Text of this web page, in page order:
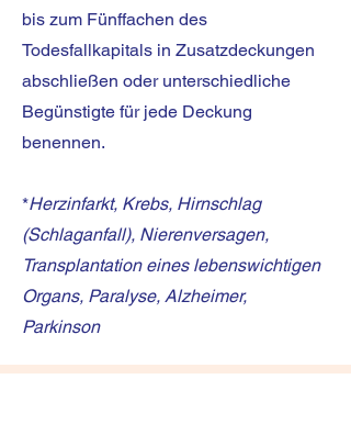
bis zum Fünffachen des
Todesfallkapitals in Zusatzdeckungen
abschließen oder unterschiedliche
Begünstigte für jede Deckung
benennen.
​*Herzinfarkt, Krebs, Hirnschlag
(Schlaganfall), Nierenversagen,
Transplantation eines lebenswichtigen
Organs, Paralyse, Alzheimer,
Parkinson